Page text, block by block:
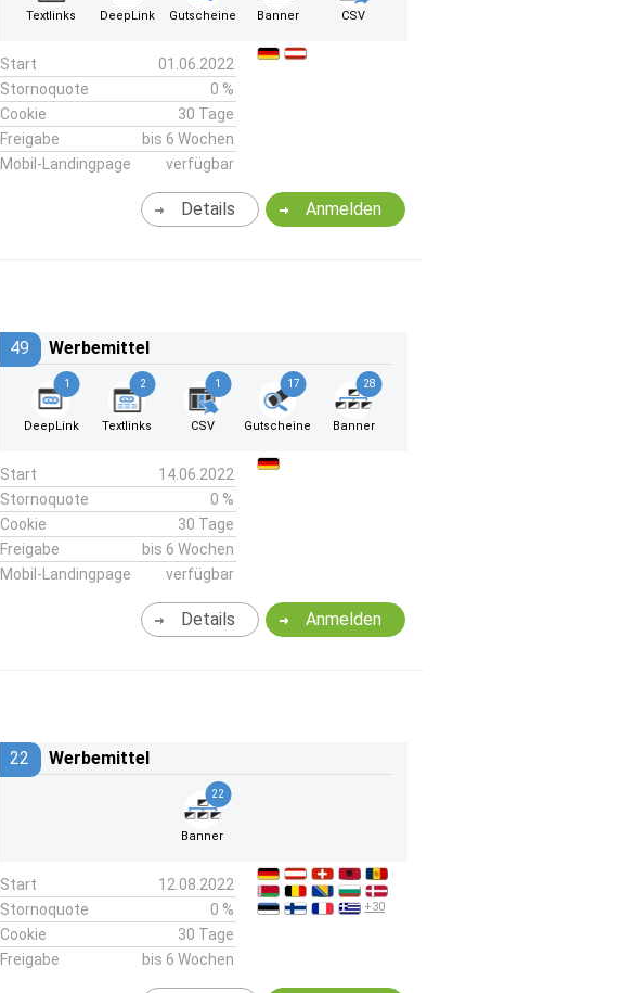
Textlinks DeepLink Gutscheine Banner CSV
Start
01.06.2022
Stornoquote
0 %
Cookie
30 Tage
Freigabe
bis 6 Wochen
Mobil-Landingpage
verfügbar
Anmelden
Details
49 Werbemittel
1
DeepLink
2
Textlinks
1
CSV
17
Gutscheine
28
Banner
Start
14.06.2022
Stornoquote
0 %
Cookie
30 Tage
Freigabe
bis 6 Wochen
Mobil-Landingpage
verfügbar
Anmelden
Details
22 Werbemittel
22
Banner
Start
12.08.2022
Stornoquote
0 %
Cookie
30 Tage
Freigabe
bis 6 Wochen
+30